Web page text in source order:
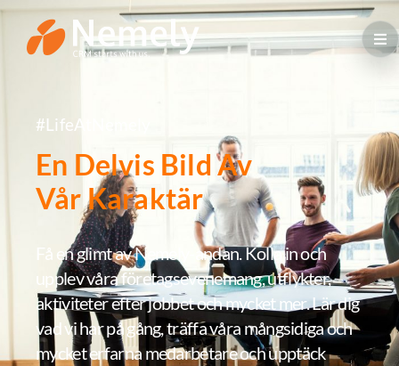
#LifeAtNemely
En Delvis Bild Av
Vår Karaktär
Få en glimt av Nemely-andan. Kolla in och
upplev våra företagsevenemang, utflykter,
aktiviteter efter jobbet och mycket mer. Lär dig
vad vi har på gång, träffa våra mångsidiga och
mycket erfarna medarbetare och upptäck